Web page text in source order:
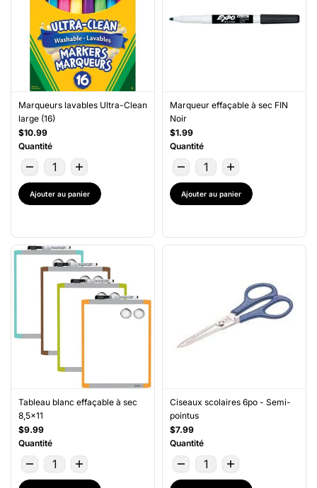
Marqueurs lavables Ultra-Clean
large (16)
$10.99
Quantité
Ajouter au panier
Marqueur effaçable à sec FIN
Noir
$1.99
Quantité
Ajouter au panier
Tableau blanc effaçable à sec
8,5x11
$9.99
Quantité
Ciseaux scolaires 6po - Semi-
pointus
$7.99
Quantité